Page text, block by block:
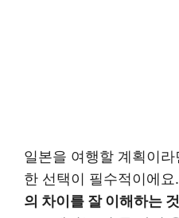
일본을 여행할 계획이
한 선택이 필수적이에요
의 차이를 잘 이해하는